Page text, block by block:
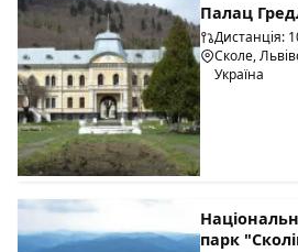
Палац
Дистанція:
Сколе,
Україна
парк